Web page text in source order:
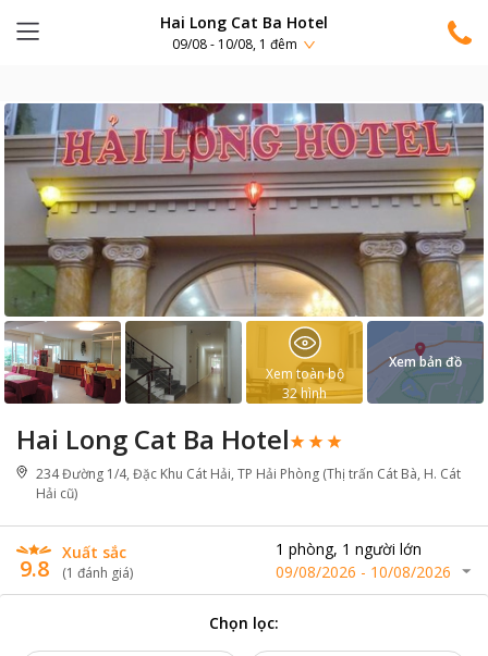
Hai Long Cat Ba Hotel
09/08 - 10/08, 1 đêm
Hai Long Cat Ba Hotel
234 Đường 1/4, Đặc Khu Cát Hải, TP Hải Phòng (Thị trấn Cát Bà, H. Cát
Hải cũ)
9.8
Xuất sắc
(1 đánh giá)
1 phòng, 1 người lớn
09/08/2026 - 10/08/2026
Xem toàn bộ
32hình
Xem bản đồ
Chọn lọc: